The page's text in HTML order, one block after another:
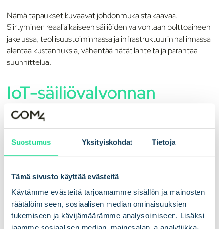
Suostumus Yksityiskohdat Tietoja
Tämä sivusto käyttää evästeitä
Käytämme evästeitä tarjoamamme sisällön ja mainosten
räätälöimiseen, sosiaalisen median ominaisuuksien
tukemiseen ja kävijämäärämme analysoimiseen. Lisäksi
jaamme sosiaalisen median, mainosalan ja analytiikka-
Nämä tapaukset kuvaavat johdonmukaista kaavaa.
Siirtyminen reaaliaikaiseen säiliöiden valvontaan polttoaineen
jakelussa, teollisuustoiminnassa ja infrastruktuurin hallinnassa
alentaa kustannuksia, vähentää hätätilanteita ja parantaa
suunnittelua.
IoT-säiliövalvonnan
liiketoiminta-ajatus
Luvut tekevät päätöksestä yksinkertaisen.
Ilman reaaliaikaista seurantaa säiliöautojen käyttöaste
tarkoittaa, että puolet kaikesta logistiikan
kuljetuskapasiteetista, kuljettajatunneista ja polttoaineen
kulutuksesta menee hukkaan. Kun reittisuunnittelu tehdään
kysyntään perustuvalla, reaaliaikaisiin säiliötietoihin